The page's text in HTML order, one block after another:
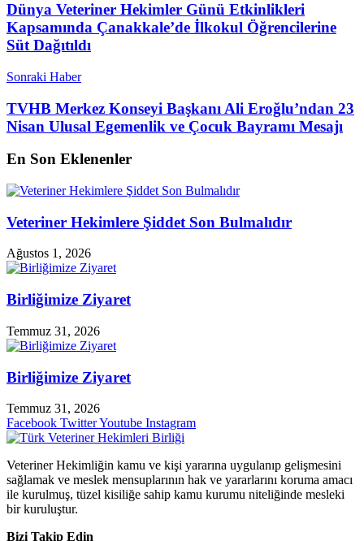
Dünya Veteriner Hekimler Günü Etkinlikleri
Kapsamında Çanakkale’de İlkokul Öğrencilerine
Süt Dağıtıldı
Sonraki Haber
TVHB Merkez Konseyi Başkanı Ali Eroğlu’ndan 23
Nisan Ulusal Egemenlik ve Çocuk Bayramı Mesajı
En Son Eklenenler
Veteriner Hekimlere Şiddet Son Bulmalıdır
Ağustos 1, 2026
Birliğimize Ziyaret
Temmuz 31, 2026
Birliğimize Ziyaret
Temmuz 31, 2026
Facebook TwitterYoutube Instagram
Veteriner Hekimliğin kamu ve kişi yararına uygulanıp gelişmesini
sağlamak ve meslek mensuplarının hak ve yararlarını koruma amacı
ile kurulmuş, tüzel kisiliğe sahip kamu kurumu niteliğinde mesleki
bir kuruluştur.
Bizi Takip Edin